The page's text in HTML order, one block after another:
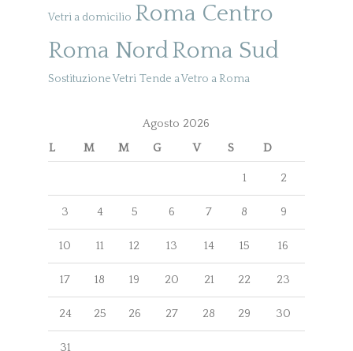
Vetri a domicilio Roma Centro
Roma NordRoma Sud
Sostituzione Vetri Tende a Vetro a Roma
Agosto 2026
L
M M G V S D
1 2
3 4 5 6 7 8 9
10 11 12 13 14 15 16
17 18 19 20 21 22 23
24 25 26 27 28 29 30
31